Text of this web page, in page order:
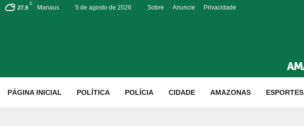
27.9
C
Manaus 5 de agosto de 2026 Sobre Anuncie Privacidade
PÁGINA INICIAL POLÍTICA POLÍCIA CIDADE AMAZONAS ESPORTES